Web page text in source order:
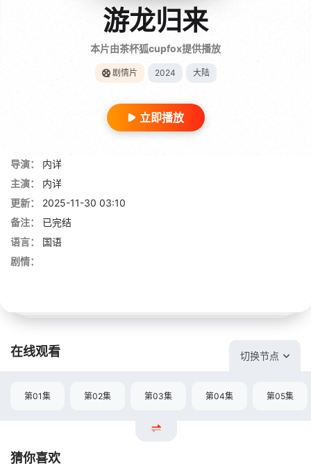
游龙归来
本片由茶杯狐cupfox提供播放
剧情片 2024 大陆
立即播放
导演：
内详
主演：
内详
更新：
2025-11-30 03:10
备注：
已完结
语言：
国语
剧情：
在线观看 切换节点
第01集 第02集 第03集 第04集 第05集
猜你喜欢